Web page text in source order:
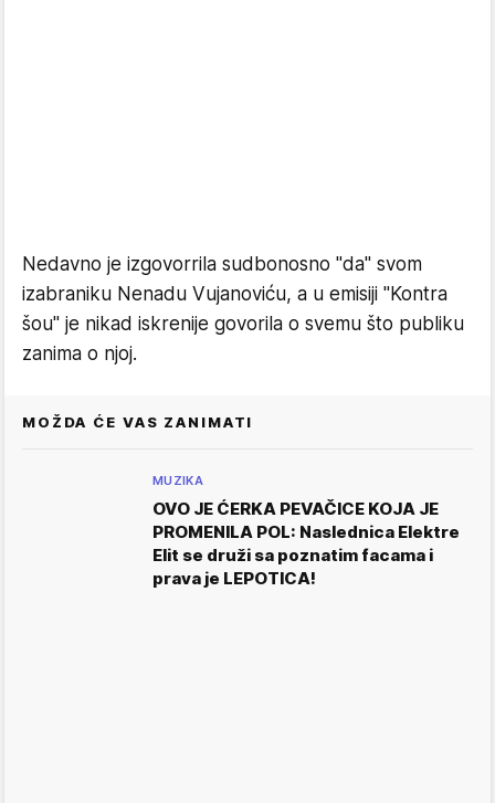
Nedavno je izgovorrila sudbonosno "da" svom
izabraniku Nenadu Vujanoviću, a u emisiji "Kontra
šou" je nikad iskrenije govorila o svemu što publiku
zanima o njoj.
MOŽDA ĆE VAS ZANIMATI
MUZIKA
OVO JE ĆERKA PEVAČICE KOJA JE
PROMENILA POL: Naslednica Elektre
Elit se druži sa poznatim facama i
prava je LEPOTICA!